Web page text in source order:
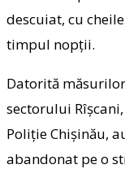
descuiat, cu
timpul nopții.
Datorită
sectorului
Poliție Chișinău,
abandonat pe o